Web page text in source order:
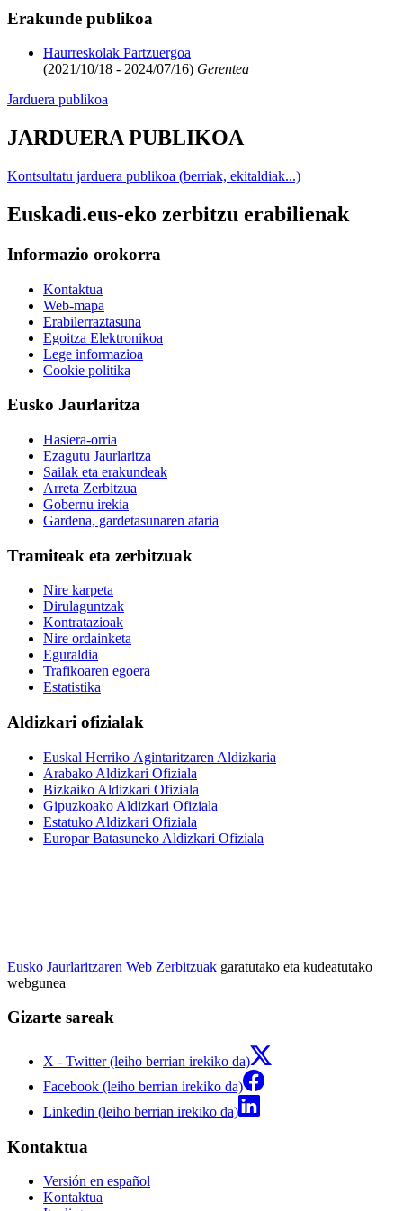
Erakunde publikoa
Haurreskolak Partzuergoa
(2021/10/18 - 2024/07/16) Gerentea
Jarduera publikoa
JARDUERA PUBLIKOA
Kontsultatu jarduera publikoa (berriak, ekitaldiak...)
Euskadi.eus-eko zerbitzu erabilienak
Informazio orokorra
Kontaktua
Web-mapa
Erabilerraztasuna
Egoitza Elektronikoa
Lege informazioa
Cookie politika
Eusko Jaurlaritza
Hasiera-orria
Ezagutu Jaurlaritza
Sailak eta erakundeak
Arreta Zerbitzua
Gobernu irekia
Gardena, gardetasunaren ataria
Tramiteak eta zerbitzuak
Nire karpeta
Dirulaguntzak
Kontratazioak
Nire ordainketa
Eguraldia
Trafikoaren egoera
Estatistika
Aldizkari ofizialak
Euskal Herriko Agintaritzaren Aldizkaria
Arabako Aldizkari Ofiziala
Bizkaiko Aldizkari Ofiziala
Gipuzkoako Aldizkari Ofiziala
Estatuko Aldizkari Ofiziala
Europar Batasuneko Aldizkari Ofiziala
Eusko Jaurlaritzaren Web Zerbitzuak garatutako eta kudeatutako
webgunea
Gizarte sareak
X - Twitter (leiho berrian irekiko da)
Facebook (leiho berrian irekiko da)
Linkedin (leiho berrian irekiko da)
Kontaktua
Versión en español
Kontaktua